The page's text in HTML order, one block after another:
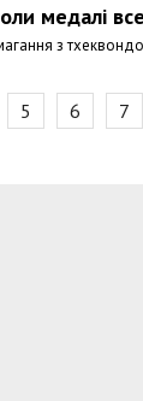
медалі
з
5 6 7